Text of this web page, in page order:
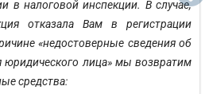
в налоговой инспекции. В случае,
отказала Вам в регистрации
«недостоверные сведения об
юридического лица» мы возвратим
средства: